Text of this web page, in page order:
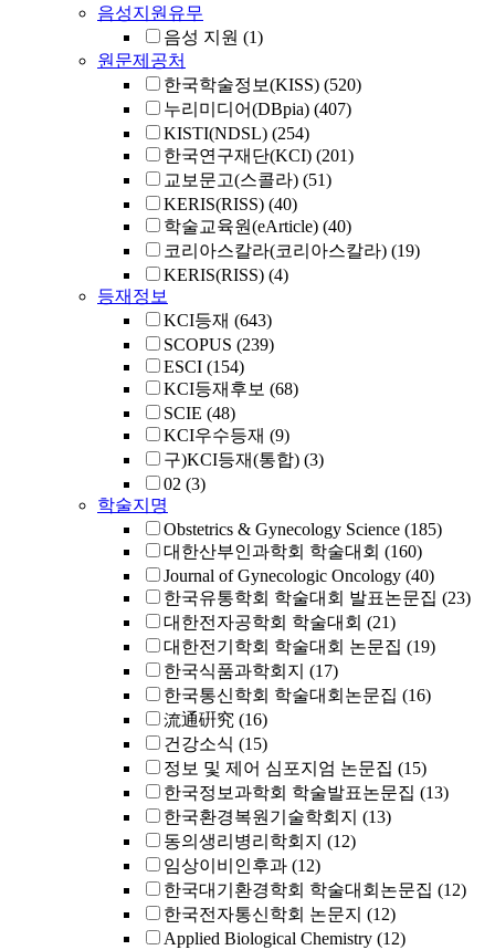
음성지원유무
음성 지원 (1)
원문제공처
한국학술정보(KISS) (520)
누리미디어(DBpia) (407)
KISTI(NDSL) (254)
한국연구재단(KCI) (201)
교보문고(스콜라) (51)
KERIS(RISS) (40)
학술교육원(eArticle) (40)
코리아스칼라(코리아스칼라) (19)
KERIS(RISS) (4)
등재정보
KCI등재 (643)
SCOPUS (239)
ESCI (154)
KCI등재후보 (68)
SCIE (48)
KCI우수등재 (9)
구)KCI등재(통합) (3)
02 (3)
학술지명
Obstetrics & Gynecology Science (185)
대한산부인과학회 학술대회 (160)
Journal of Gynecologic Oncology (40)
한국유통학회 학술대회 발표논문집 (23)
대한전자공학회 학술대회 (21)
대한전기학회 학술대회 논문집 (19)
한국식품과학회지 (17)
한국통신학회 학술대회논문집 (16)
流通硏究 (16)
건강소식 (15)
정보 및 제어 심포지엄 논문집 (15)
한국정보과학회 학술발표논문집 (13)
한국환경복원기술학회지 (13)
동의생리병리학회지 (12)
임상이비인후과 (12)
한국대기환경학회 학술대회논문집 (12)
한국전자통신학회 논문지 (12)
Applied Biological Chemistry (12)